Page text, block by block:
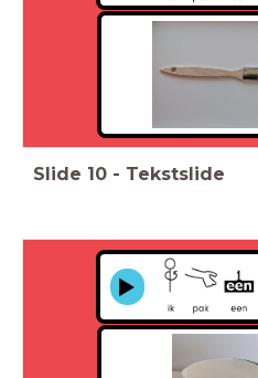
Slide 10 - Tekstslide